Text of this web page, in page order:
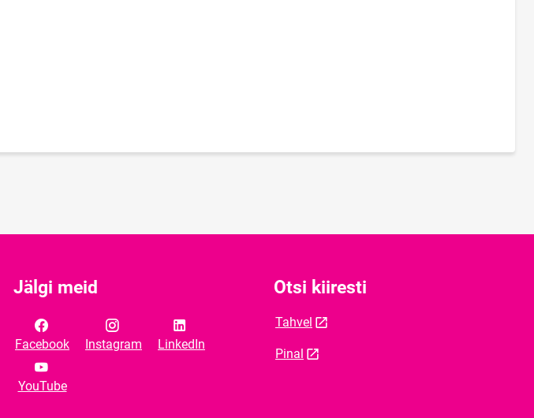
Jälgi meid
Facebook Instagram LinkedIn
YouTube
Otsi kiiresti
Tahvel
Pinal